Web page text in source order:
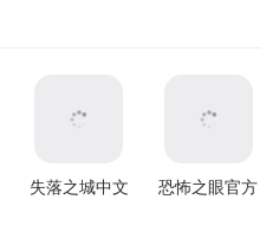
失落之城中文
恐怖之眼官方